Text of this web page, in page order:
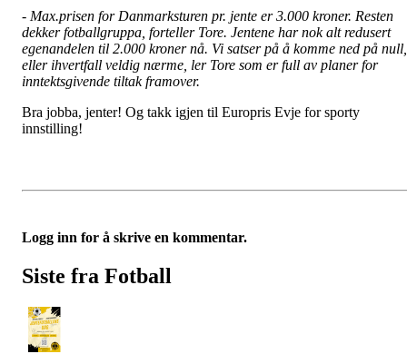
- Max.prisen for Danmarksturen pr. jente er 3.000 kroner. Resten
dekker fotballgruppa, forteller Tore. Jentene har nok alt redusert
egenandelen til 2.000 kroner nå. Vi satser på å komme ned på null,
eller ihvertfall veldig nærme, ler Tore som er full av planer for
inntektsgivende tiltak framover.
Bra jobba, jenter! Og takk igjen til Europris Evje for sporty
innstilling!
Logg inn for å skrive en kommentar.
Siste fra Fotball